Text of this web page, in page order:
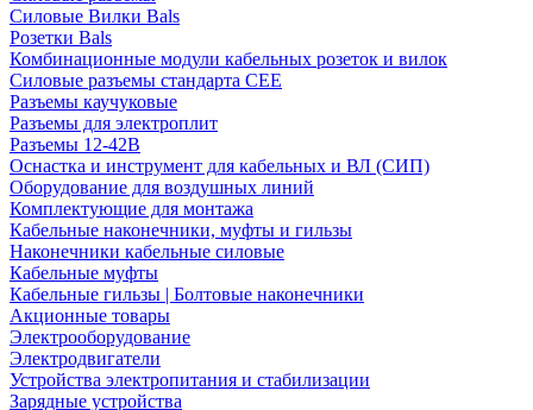
Силовые Вилки Bals
Розетки Bals
Комбинационные модули кабельных розеток и вилок
Силовые разъемы стандарта CEE
Разъемы каучуковые
Разъемы для электроплит
Разъемы 12-42В
Оснастка и инструмент для кабельных и ВЛ (СИП)
Оборудование для воздушных линий
Комплектующие для монтажа
Кабельные наконечники, муфты и гильзы
Наконечники кабельные силовые
Кабельные муфты
Кабельные гильзы | Болтовые наконечники
Акционные товары
Электрооборудование
Электродвигатели
Устройства электропитания и стабилизации
Зарядные устройства